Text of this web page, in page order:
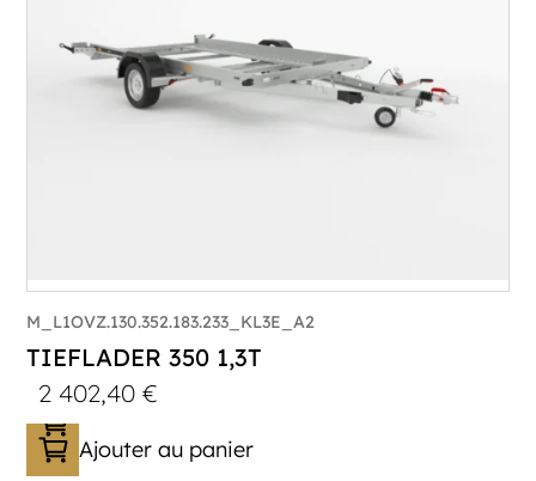
M_L1OVZ.130.352.183.233_KL3E_A2
TIEFLADER 350 1,3T
2 402,40€
Ajouter au panier